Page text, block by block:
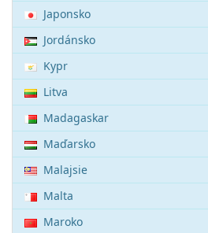
Japonsko
Jordánsko
Kypr
Litva
Madagaskar
Maďarsko
Malajsie
Malta
Maroko